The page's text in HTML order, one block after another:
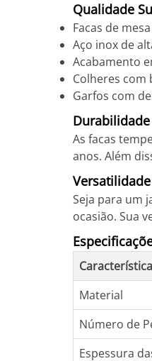
Qualidade
Facas de
Aço inox de
Acabamento
Colheres
Garfos com
As facas
anos. Além
Seja para um
ocasião. Sua
Característica
Material
Número de
Espessura